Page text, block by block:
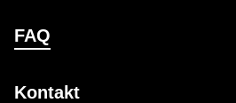
FAQ
Kontakt